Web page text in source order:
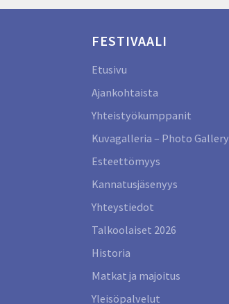
FESTIVAALI
Etusivu
Ajankohtaista
Yhteistyökumppanit
Kuvagalleria – Photo Gallery
Esteettömyys
Kannatusjäsenyys
Yhteystiedot
Talkoolaiset 2026
Historia
Matkat ja majoitus
Yleisöpalvelut